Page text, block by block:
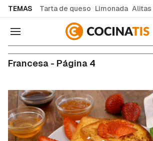
TEMAS Tarta de queso Limonada Alitas
Navegación
Francesa - Página 4